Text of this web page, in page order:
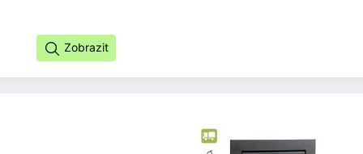
Zobrazit